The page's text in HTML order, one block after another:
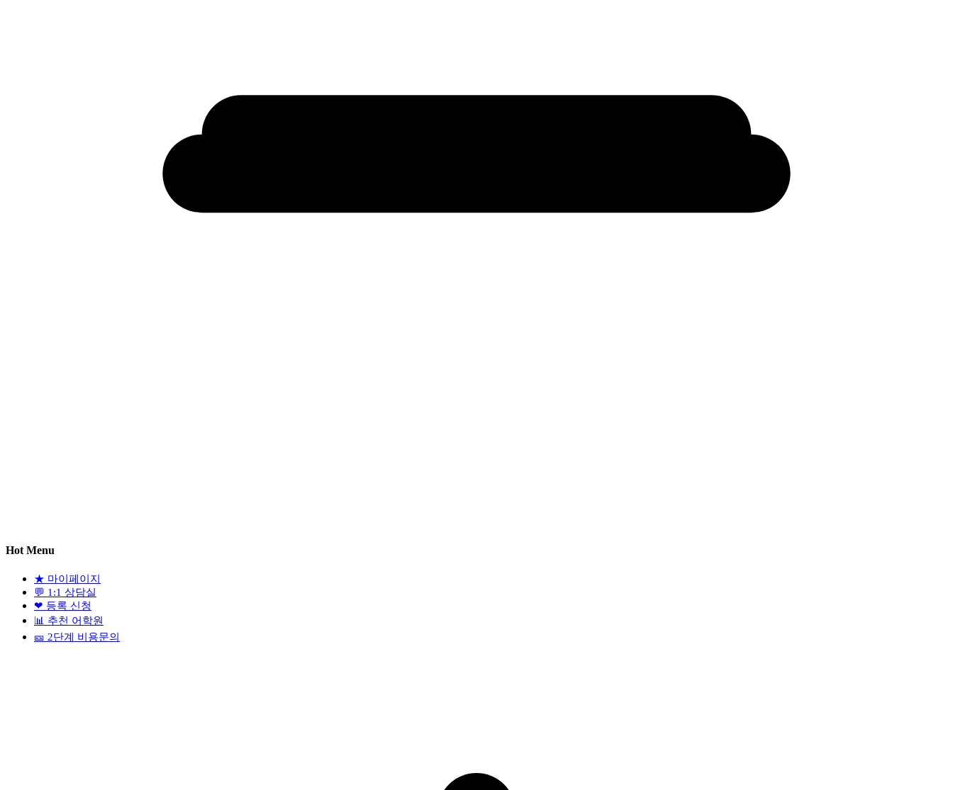
Hot Menu
★ 마이페이지
💬 1:1 상담실
❤ 등록 신청
📊 추천 어학원
🎫 2단계 비용문의